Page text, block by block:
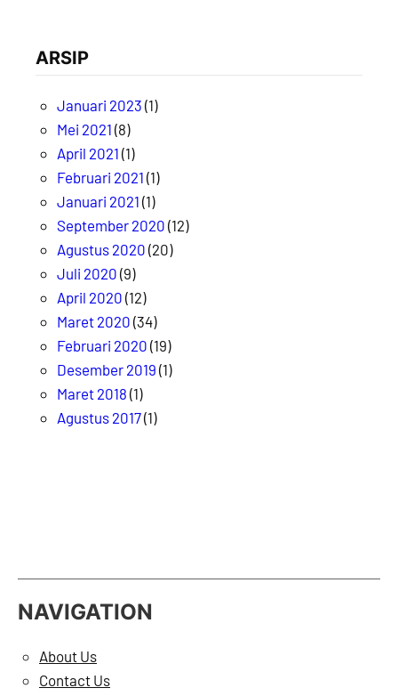
ARSIP
Januari 2023 (1)
Mei 2021 (8)
April 2021 (1)
Februari 2021 (1)
Januari 2021 (1)
September 2020 (12)
Agustus 2020 (20)
Juli 2020 (9)
April 2020 (12)
Maret 2020 (34)
Februari 2020 (19)
Desember 2019 (1)
Maret 2018 (1)
Agustus 2017(1)
NAVIGATION
About Us
Contact Us